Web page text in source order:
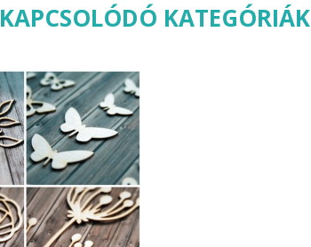
KAPCSOLÓDÓ KATEGÓRIÁK